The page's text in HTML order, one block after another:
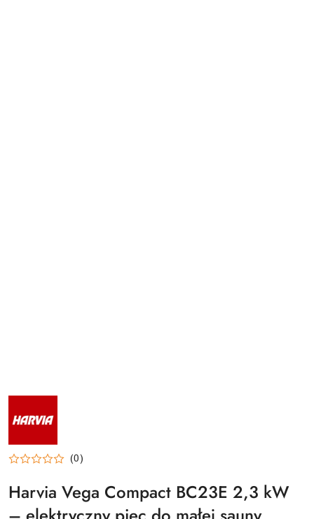
LOGO
HARVIA
(0)
Harvia Vega Compact BC23E 2,3 kW